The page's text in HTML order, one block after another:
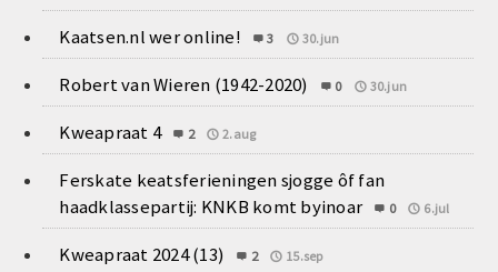
Kaatsen.nl wer online! 3 30.jun
Robert van Wieren (1942-2020) 0 30.jun
Kweapraat 4 2 2.aug
Ferskate keatsferieningen sjogge ôf fan
haadklassepartij: KNKB komt byinoar
0 6.jul
Kweapraat 2024 (13) 2 15.sep